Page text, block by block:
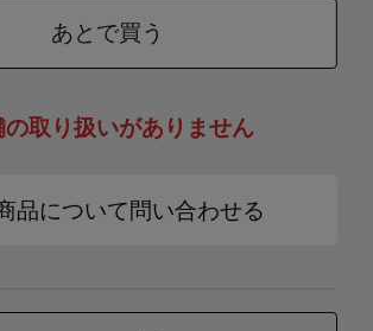
あとで買う
の取り扱いがありません
品について問い合わせる